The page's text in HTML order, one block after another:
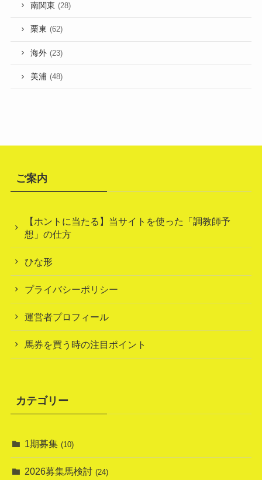
南関東 (28)
栗東 (62)
海外 (23)
美浦 (48)
ご案内
【ホントに当たる】当サイトを使った「調教師予
想」の仕方
ひな形
プライバシーポリシー
運営者プロフィール
馬券を買う時の注目ポイント
カテゴリー
1期募集 (10)
2026募集馬検討 (24)